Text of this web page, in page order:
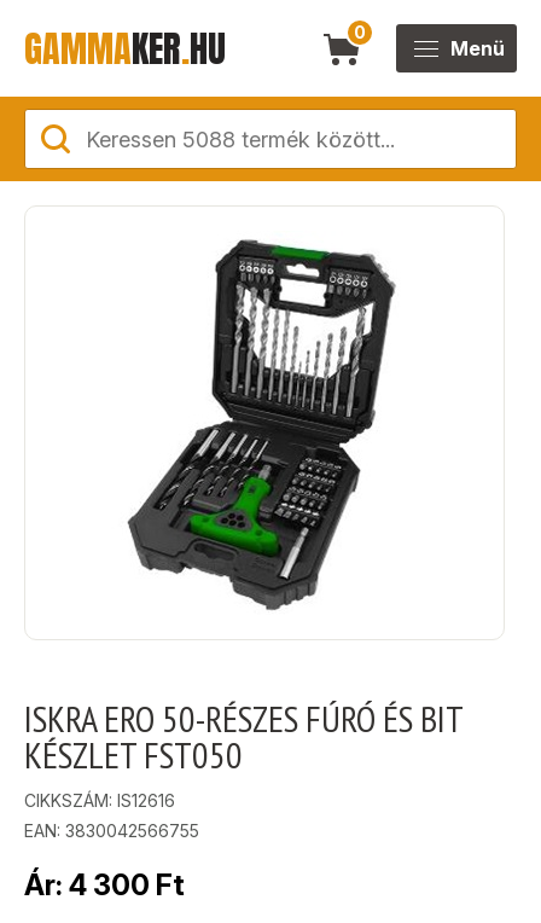
GAMMAKER.HU 0
Menü
ISKRA ERO 50-RÉSZES FÚRÓ ÉS BIT
KÉSZLET FST050
CIKKSZÁM: IS12616
EAN: 3830042566755
Ár: 4 300 Ft